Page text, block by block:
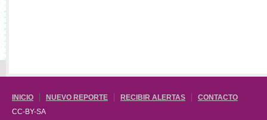
INICIO NUEVO REPORTE RECIBIR ALERTAS
CONTACTO
CC-BY-SA